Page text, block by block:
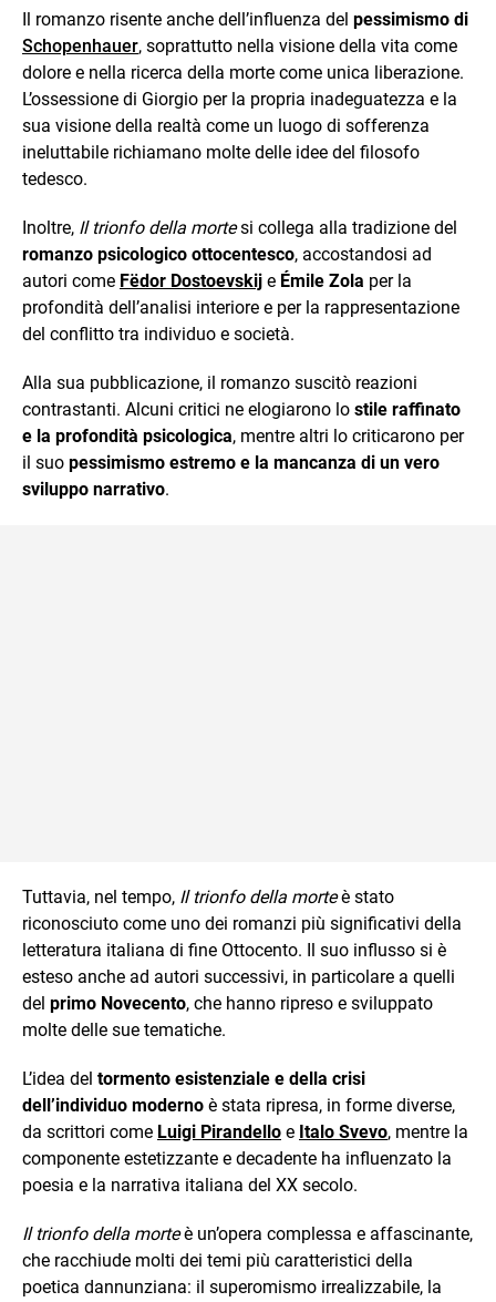
Il romanzo risente anche dell’influenza del pessimismo di
Schopenhauer, soprattutto nella visione della vita come
dolore e nella ricerca della morte come unica liberazione.
L’ossessione di Giorgio per la propria inadeguatezza e la
sua visione della realtà come un luogo di sofferenza
ineluttabile richiamano molte delle idee del filosofo
tedesco.
Inoltre, Il trionfo della mortesi collega alla tradizione del
romanzo psicologico ottocentesco, accostandosi ad
autori come Fëdor Dostoevskij e Émile Zola per la
profondità dell’analisi interiore e per la rappresentazione
del conflitto tra individuo e società.
Alla sua pubblicazione, il romanzo suscitò reazioni
contrastanti. Alcuni critici ne elogiarono lo stile raffinato
e la profondità psicologica, mentre altri lo criticarono per
il suo pessimismo estremo e la mancanza di un vero
sviluppo narrativo.
Tuttavia, nel tempo, Il trionfo della morteè stato
riconosciuto come uno dei romanzi più significativi della
letteratura italiana di fine Ottocento. Il suo influsso si è
esteso anche ad autori successivi, in particolare a quelli
del primo Novecento, che hanno ripreso e sviluppato
molte delle sue tematiche.
L’idea del tormento esistenziale e della crisi
dell’individuo moderno è stata ripresa, in forme diverse,
da scrittori come Luigi Pirandello e Italo Svevo, mentre la
componente estetizzante e decadente ha influenzato la
poesia e la narrativa italiana del XX secolo.
Il trionfo della morteè un’opera complessa e affascinante,
che racchiude molti dei temi più caratteristici della
poetica dannunziana: il superomismo irrealizzabile, la